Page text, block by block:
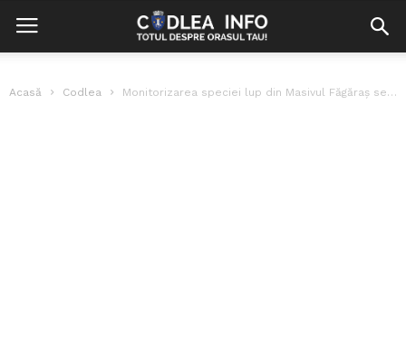
Acasă Codlea Monitorizarea speciei lup din Masivul Făgăraș se face în premieră cu ajutorul...